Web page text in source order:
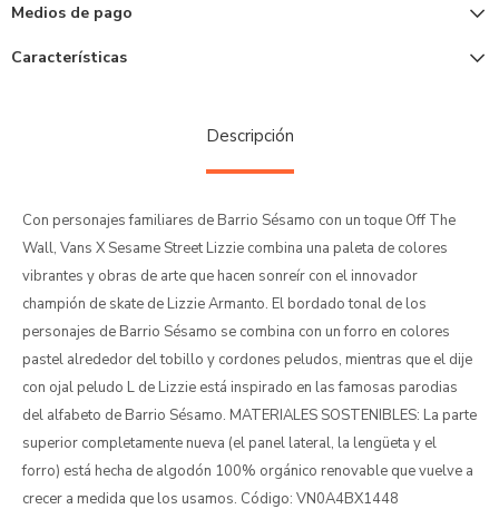
Medios de pago
Características
Descripción
Con personajes familiares de Barrio Sésamo con un toque Off The
Wall, Vans X Sesame Street Lizzie combina una paleta de colores
vibrantes y obras de arte que hacen sonreír con el innovador
champión de skate de Lizzie Armanto. El bordado tonal de los
personajes de Barrio Sésamo se combina con un forro en colores
pastel alrededor del tobillo y cordones peludos, mientras que el dije
con ojal peludo L de Lizzie está inspirado en las famosas parodias
del alfabeto de Barrio Sésamo. MATERIALES SOSTENIBLES: La parte
superior completamente nueva (el panel lateral, la lengüeta y el
forro) está hecha de algodón 100% orgánico renovable que vuelve a
crecer a medida que los usamos. Código: VN0A4BX1448